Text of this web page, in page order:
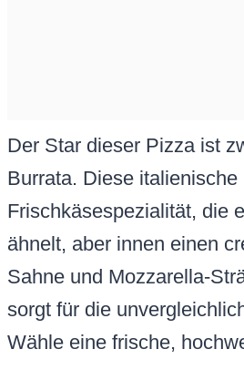
Der Star dieser Pizza ist
Burrata. Diese italienische
Frischkäsespezialität, die
ähnelt, aber innen einen
Sahne und Mozzarella-
sorgt für die
Wähle eine frische,